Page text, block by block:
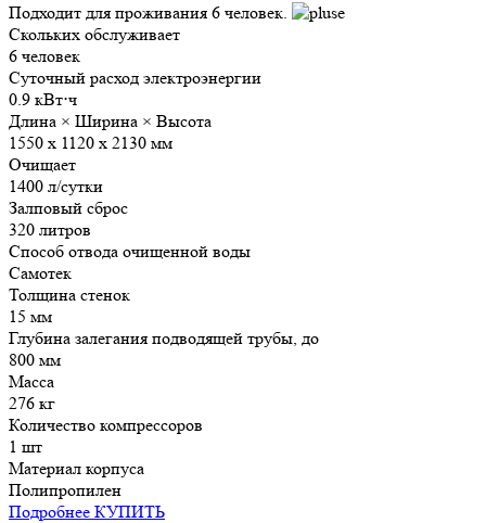
Подходит для проживания 6 человек.
Скольких обслуживает
6 человек
Суточный расход электроэнергии
0.9 кВт⋅ч
Длина × Ширина × Высота
1550 х 1120 х 2130 мм
Очищает
1400 л/сутки
Залповый сброс
320 литров
Способ отвода очищенной воды
Самотек
Толщина стенок
15 мм
Глубина залегания подводящей трубы, до
800 мм
Масса
276 кг
Количество компрессоров
1 шт
Материал корпуса
Полипропилен
Подробнее КУПИТЬ